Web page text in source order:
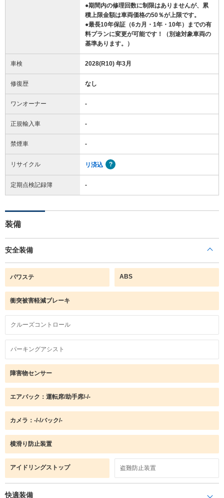
●期間内の修理回数に制限はありませんが、累
積上限金額は車両価格の50％が上限です。
●最長10年保証（6カ月・1年・10年）までの有
料プランに変更が可能です！（別途対象車両の
基準あります。）
車検 2028(R10) 年3月
修復歴 なし
ワンオーナー -
正規輸入車 -
禁煙車 -
リサイクル リ済込
定期点検記録簿 -
装備
安全装備
パワステ ABS
衝突被害軽減ブレーキ
クルーズコントロール
パーキングアシスト
障害物センサー
エアバック：運転席/助手席/-/-
カメラ：-/-/バック/-
横滑り防止装置
アイドリングストップ 盗難防止装置
快適装備